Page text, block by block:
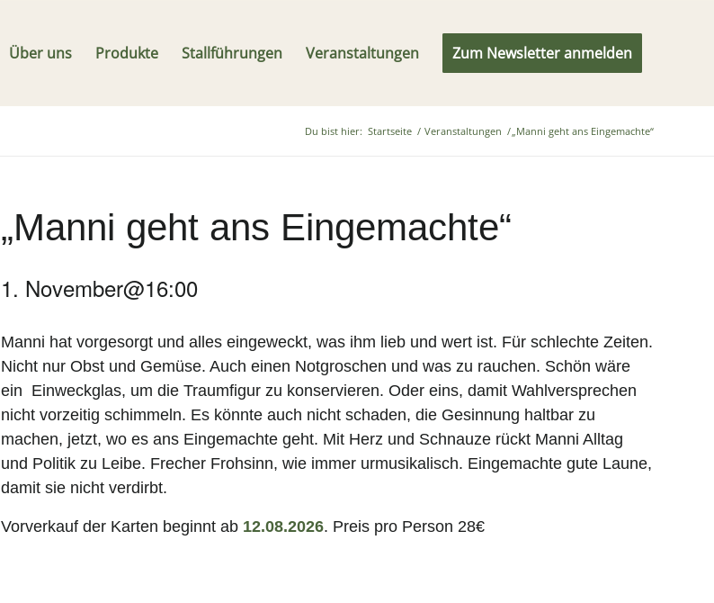
Über uns Produkte Stallführungen Veranstaltungen Zum Newsletter anmelden
Du bist hier: Startseite / Veranstaltungen /„Manni geht ans Eingemachte“
„Manni geht ans Eingemachte“
1. November@16:00
Manni hat vorgesorgt und alles eingeweckt, was ihm lieb und wert ist. Für schlechte Zeiten.
Nicht nur Obst und Gemüse. Auch einen Notgroschen und was zu rauchen. Schön wäre
ein Einweckglas, um die Traumfigur zu konservieren. Oder eins, damit Wahlversprechen
nicht vorzeitig schimmeln. Es könnte auch nicht schaden, die Gesinnung haltbar zu
machen, jetzt, wo es ans Eingemachte geht. Mit Herz und Schnauze rückt Manni Alltag
und Politik zu Leibe. Frecher Frohsinn, wie immer urmusikalisch. Eingemachte gute Laune,
damit sie nicht verdirbt.
Vorverkauf der Karten beginnt ab 12.08.2026. Preis pro Person 28€